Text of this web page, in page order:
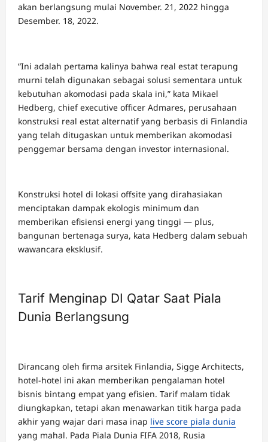
akan berlangsung mulai November. 21, 2022 hingga
Desember. 18, 2022.
“Ini adalah pertama kalinya bahwa real estat terapung
murni telah digunakan sebagai solusi sementara untuk
kebutuhan akomodasi pada skala ini,” kata Mikael
Hedberg, chief executive officer Admares, perusahaan
konstruksi real estat alternatif yang berbasis di Finlandia
yang telah ditugaskan untuk memberikan akomodasi
penggemar bersama dengan investor internasional.
Konstruksi hotel di lokasi offsite yang dirahasiakan
menciptakan dampak ekologis minimum dan
memberikan efisiensi energi yang tinggi — plus,
bangunan bertenaga surya, kata Hedberg dalam sebuah
wawancara eksklusif.
Tarif Menginap DI Qatar Saat Piala
Dunia Berlangsung
Dirancang oleh firma arsitek Finlandia, Sigge Architects,
hotel-hotel ini akan memberikan pengalaman hotel
bisnis bintang empat yang efisien. Tarif malam tidak
diungkapkan, tetapi akan menawarkan titik harga pada
akhir yang wajar dari masa inap live score piala dunia
yang mahal. Pada Piala Dunia FIFA 2018, Rusia